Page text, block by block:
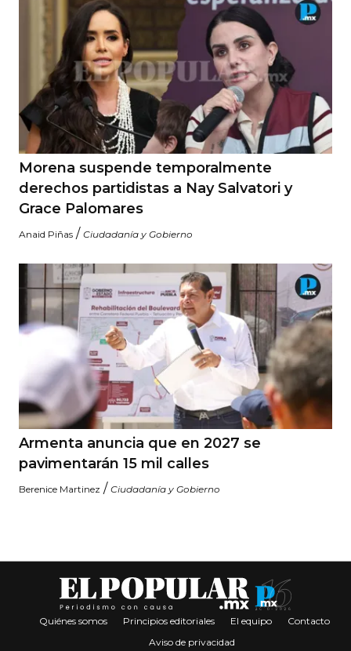
Morena suspende temporalmente
derechos partidistas a Nay Salvatori y
Grace Palomares
Anaid Piñas / Ciudadanía y Gobierno
Armenta anuncia que en 2027 se
pavimentarán 15 mil calles
Berenice Martinez / Ciudadanía y Gobierno
Quiénes somos Principios editoriales El equipo
Contacto
Aviso de privacidad